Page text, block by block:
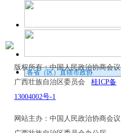
版权所有：中国人民政治协商会议
广西壮族自治区委员会 桂ICP备
13004002号-1
网站主办：中国人民政治协商会议